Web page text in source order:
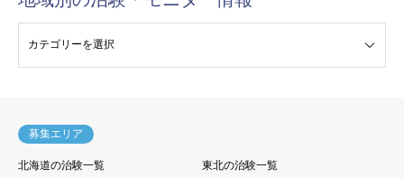
募集エリア
北海道の治験一覧
東北の治験一覧